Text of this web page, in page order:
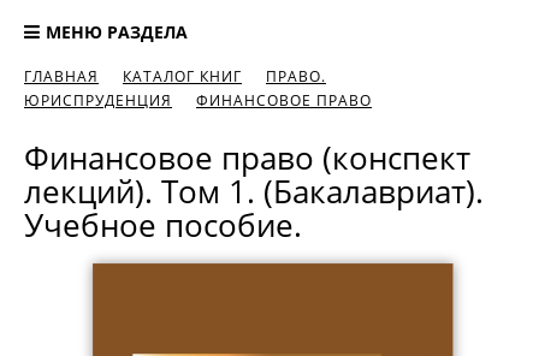
МЕНЮ РАЗДЕЛА
ГЛАВНАЯ КАТАЛОГ КНИГ
ПРАВО.
ЮРИСПРУДЕНЦИЯ
ФИНАНСОВОЕ ПРАВО
Финансовое право (конспект
лекций). Том 1. (Бакалавриат).
Учебное пособие.